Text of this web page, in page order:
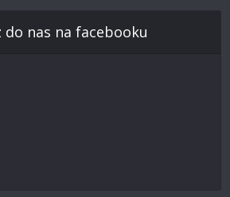
do nas na facebooku